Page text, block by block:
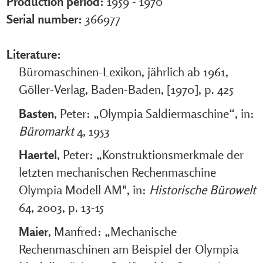
Serial number: 366977
Literature:
Büromaschinen-Lexikon, jährlich ab 1961,
Göller-Verlag, Baden-Baden, [1970], p. 425
Basten, Peter: „Olympia Saldiermaschine“, in:
Büromarkt4, 1953
Haertel, Peter: „Konstruktionsmerkmale der
letzten mechanischen Rechenmaschine
Olympia Modell AM", in: Historische Bürowelt
64, 2003, p. 13-15
Maier, Manfred: „Mechanische
Rechenmaschinen am Beispiel der Olympia